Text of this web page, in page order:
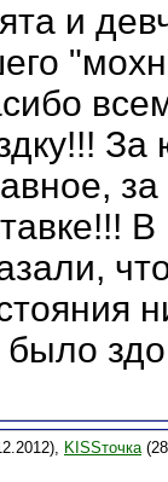
и
было
KISSточка